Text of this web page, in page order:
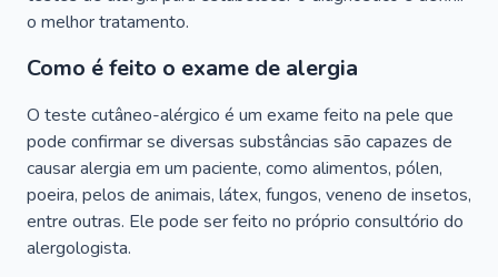
o melhor tratamento.
Como é feito o exame de alergia
O teste cutâneo-alérgico é um exame feito na pele que
pode confirmar se diversas substâncias são capazes de
causar alergia em um paciente, como alimentos, pólen,
poeira, pelos de animais, látex, fungos, veneno de insetos,
entre outras. Ele pode ser feito no próprio consultório do
alergologista.